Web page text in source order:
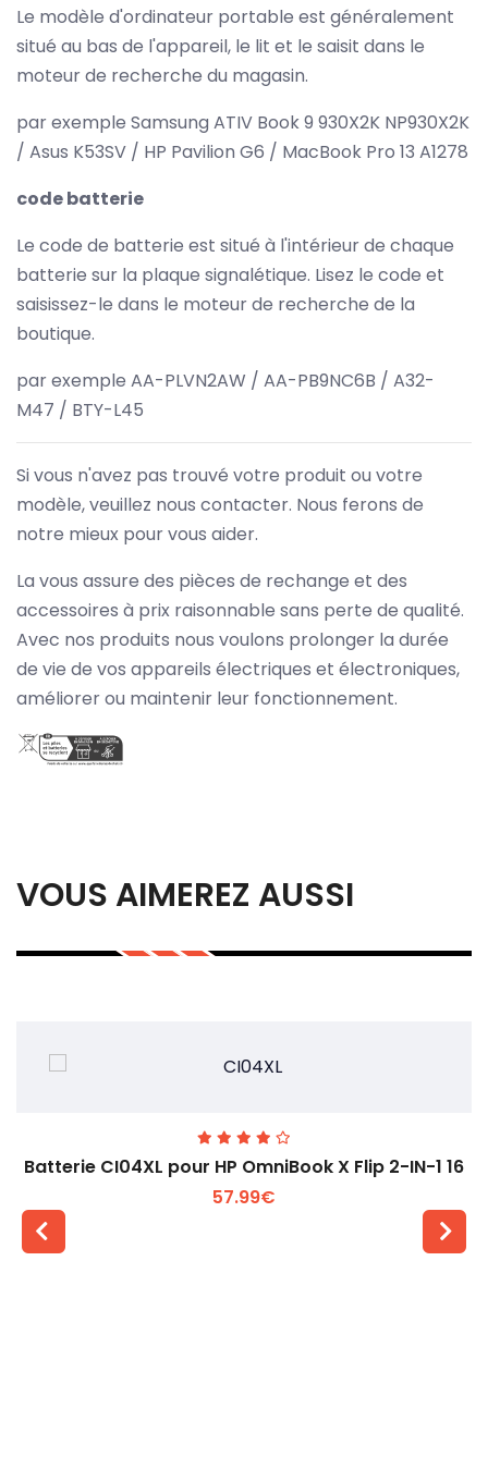
Le modèle d'ordinateur portable est généralement
situé au bas de l'appareil, le lit et le saisit dans le
moteur de recherche du magasin.
par exemple Samsung ATIV Book 9 930X2K NP930X2K
/ Asus K53SV / HP Pavilion G6 / MacBook Pro 13 A1278
code batterie
Le code de batterie est situé à l'intérieur de chaque
batterie sur la plaque signalétique. Lisez le code et
saisissez-le dans le moteur de recherche de la
boutique.
par exemple AA-PLVN2AW / AA-PB9NC6B / A32-
M47 / BTY-L45
Si vous n'avez pas trouvé votre produit ou votre
modèle, veuillez nous contacter. Nous ferons de
notre mieux pour vous aider.
La vous assure des pièces de rechange et des
accessoires à prix raisonnable sans perte de qualité.
Avec nos produits nous voulons prolonger la durée
de vie de vos appareils électriques et électroniques,
améliorer ou maintenir leur fonctionnement.
VOUS AIMEREZ AUSSI
Batterie CI04XL pour HP OmniBook X Flip 2-IN-1 16
57.99€